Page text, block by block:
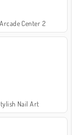
Center 2
Nail Art